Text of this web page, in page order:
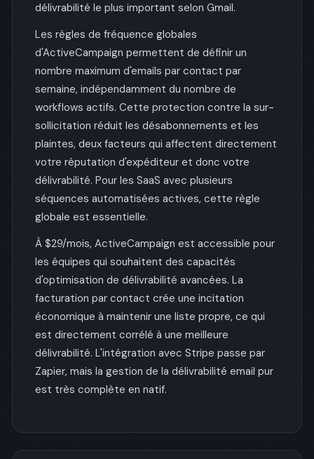
délivrabilité le plus important selon Gmail.
Les règles de fréquence globales
d'ActiveCampaign permettent de définir un
nombre maximum d'emails par contact par
semaine, indépendamment du nombre de
workflows actifs. Cette protection contre la sur-
sollicitation réduit les désabonnements et les
plaintes, deux facteurs qui affectent directement
votre réputation d'expéditeur et donc votre
délivrabilité. Pour les SaaS avec plusieurs
séquences automatisées actives, cette règle
globale est essentielle.
À $29/mois, ActiveCampaign est accessible pour
les équipes qui souhaitent des capacités
d'optimisation de délivrabilité avancées. La
facturation par contact crée une incitation
économique à maintenir une liste propre, ce qui
est directement corrélé à une meilleure
délivrabilité. L'intégration avec Stripe passe par
Zapier, mais la gestion de la délivrabilité email pur
est très complète en natif.